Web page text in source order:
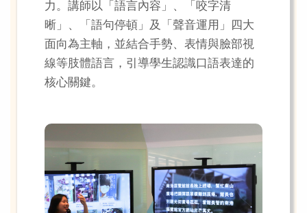
力。講師以「語言內容」、「咬字清
晰」、「語句停頓」及「聲音運用」四大
面向為主軸，並結合手勢、表情與臉部視
線等肢體語言，引導學生認識口語表達的
核心關鍵。